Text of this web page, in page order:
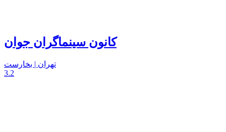
کانون سینماگران جوان
تهران | بخارست
3.2